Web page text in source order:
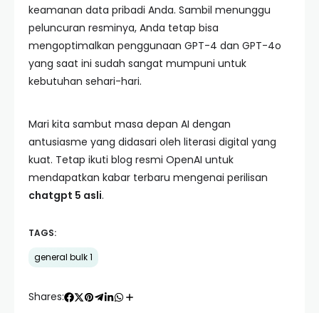
keamanan data pribadi Anda. Sambil menunggu
peluncuran resminya, Anda tetap bisa
mengoptimalkan penggunaan GPT-4 dan GPT-4o
yang saat ini sudah sangat mumpuni untuk
kebutuhan sehari-hari.
Mari kita sambut masa depan AI dengan
antusiasme yang didasari oleh literasi digital yang
kuat. Tetap ikuti blog resmi OpenAI untuk
mendapatkan kabar terbaru mengenai perilisan
chatgpt 5 asli.
TAGS:
general bulk 1
Shares: